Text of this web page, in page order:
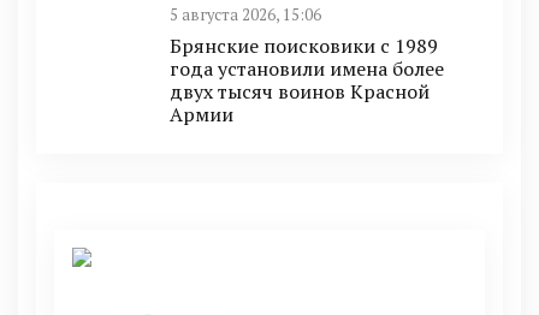
5 августа 2026, 15:06
Брянские поисковики с 1989
года установили имена более
двух тысяч воинов Красной
Армии